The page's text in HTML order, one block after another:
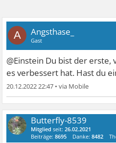
A Angsthase_
Gast
@Einstein Du bist der erste,
es verbessert hat. Hast du
20.12.2022 22:47 •
Butterfly-8539
Mitglied seit:26.02.2021
Beiträge:8695 Danke:8482